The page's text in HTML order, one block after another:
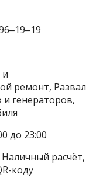
и
ремонт, Развал
генераторов,
до 23:00
расчёт,
коду